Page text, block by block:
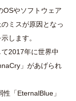
OSやソフトウェア
ミスが原因となっ
します。
2017年に世界中
」があげられ
「EternalBlue」